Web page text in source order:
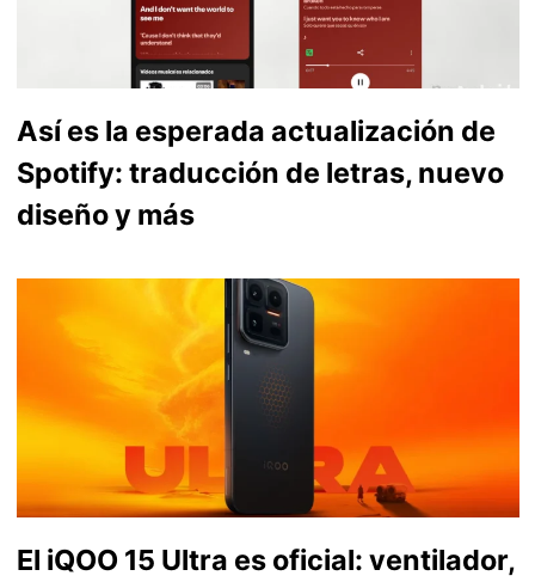
Así es la esperada actualización de
Spotify: traducción de letras, nuevo
diseño y más
El iQOO 15 Ultra es oficial: ventilador,